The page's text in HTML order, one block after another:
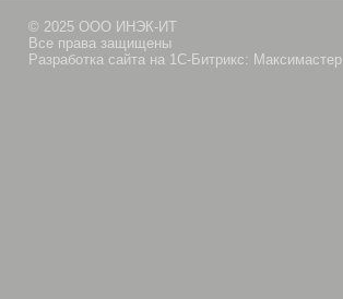
© 2025 ООО ИНЭК-ИТ
Все права защищены
Разработка сайта на 1С-Битрикс: Максимастер